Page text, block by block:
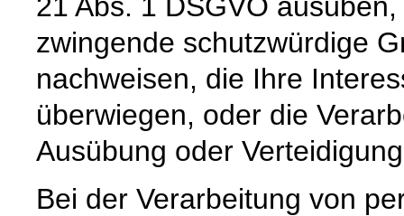
zwingende schutzwürdige
nachweisen, die Ihre
überwiegen, oder die
Ausübung oder
Bei der Verarbeitung von